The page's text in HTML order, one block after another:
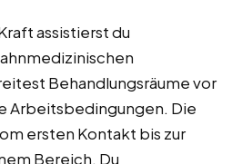
assistierst du
Behandlungsräume vor
Arbeitsbedingungen. Die
ersten Kontakt bis zur
Bereich. Du